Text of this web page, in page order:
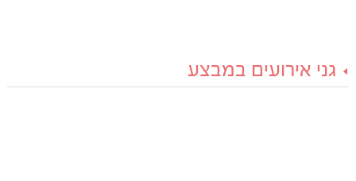
גני אירועים במבצע